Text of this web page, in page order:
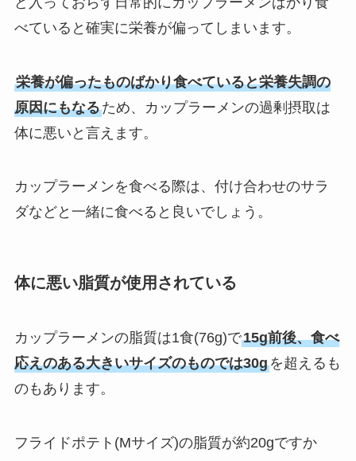
べていると確実に栄養が偏ってしまいます。
栄養が偏ったものばかり食べていると栄養失調の
原因にもなるため、カップラーメンの過剰摂取は
体に悪いと言えます。
カップラーメンを食べる際は、付け合わせのサラ
ダなどと一緒に食べると良いでしょう。
体に悪い脂質が使用されている
カップラーメンの脂質は1食(76g)で15g前後、食べ
応えのある大きいサイズのものでは30gを超えるも
のもあります。
フライドポテト(Mサイズ)の脂質が約20gですか